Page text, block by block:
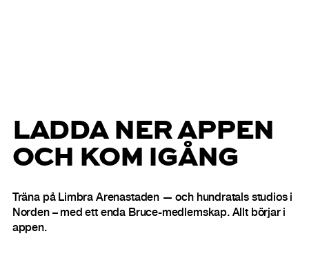
LADDA NER APPEN
OCH KOM IGÅNG
Träna på Limbra Arenastaden — och hundratals studios i
Norden – med ett enda Bruce-medlemskap. Allt börjar i
appen.